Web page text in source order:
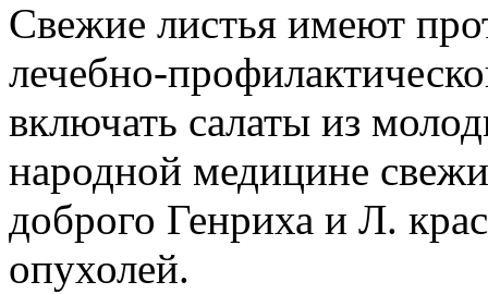
Свежие листья имеют
лечебно-
включать салаты из
народной медицине
доброго Генриха и Л.
опухолей.